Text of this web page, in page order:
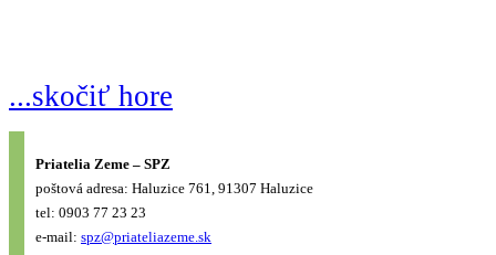
...skočiť hore
Priatelia Zeme – SPZ
poštová adresa: Haluzice 761, 91307 Haluzice
tel: 0903 77 23 23
e-mail: spz@priateliazeme.sk